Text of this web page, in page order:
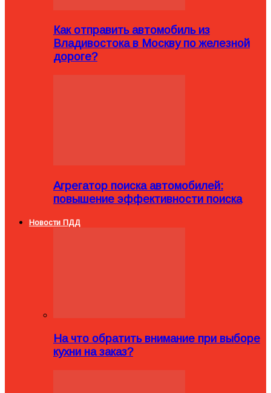
Как отправить автомобиль из
Владивостока в Москву по железной
дороге?
Агрегатор поиска автомобилей:
повышение эффективности поиска
Новости ПДД
На что обратить внимание при выборе
кухни на заказ?